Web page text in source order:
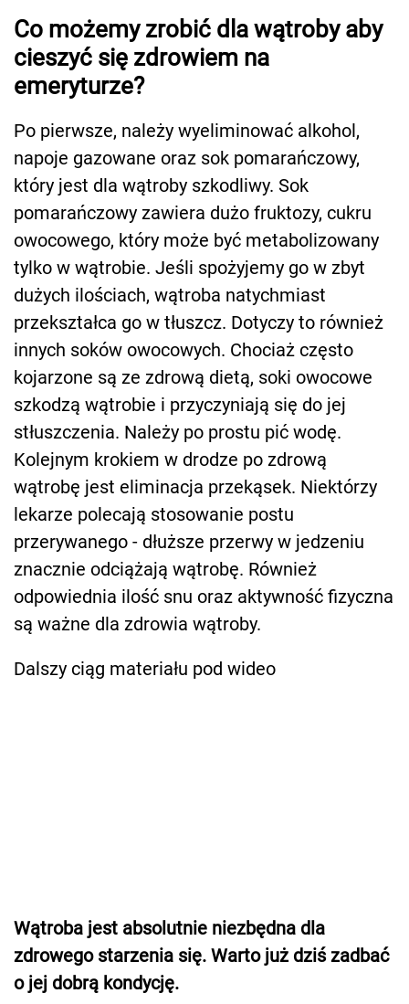
Co możemy zrobić dla wątroby aby
cieszyć się zdrowiem na
emeryturze?
Po pierwsze, należy wyeliminować alkohol,
napoje gazowane oraz sok pomarańczowy,
który jest dla wątroby szkodliwy. Sok
pomarańczowy zawiera dużo fruktozy, cukru
owocowego, który może być metabolizowany
tylko w wątrobie. Jeśli spożyjemy go w zbyt
dużych ilościach, wątroba natychmiast
przekształca go w tłuszcz. Dotyczy to również
innych soków owocowych. Chociaż często
kojarzone są ze zdrową dietą, soki owocowe
szkodzą wątrobie i przyczyniają się do jej
stłuszczenia. Należy po prostu pić wodę.
Kolejnym krokiem w drodze po zdrową
wątrobę jest eliminacja przekąsek. Niektórzy
lekarze polecają stosowanie postu
przerywanego - dłuższe przerwy w jedzeniu
znacznie odciążają wątrobę. Również
odpowiednia ilość snu oraz aktywność fizyczna
są ważne dla zdrowia wątroby.
Dalszy ciąg materiału pod wideo
Wątroba jest absolutnie niezbędna dla
zdrowego starzenia się. Warto już dziś zadbać
o jej dobrą kondycję.